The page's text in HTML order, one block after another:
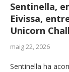
Sentinella,
Eivissa,
Unicorn
maig 22, 2026
Sentinella ha